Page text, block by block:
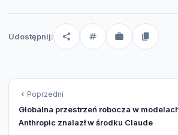
Udostępnij:
Poprzedni
Globalna przestrzeń robocza w
Anthropic znalazł w środku Claude